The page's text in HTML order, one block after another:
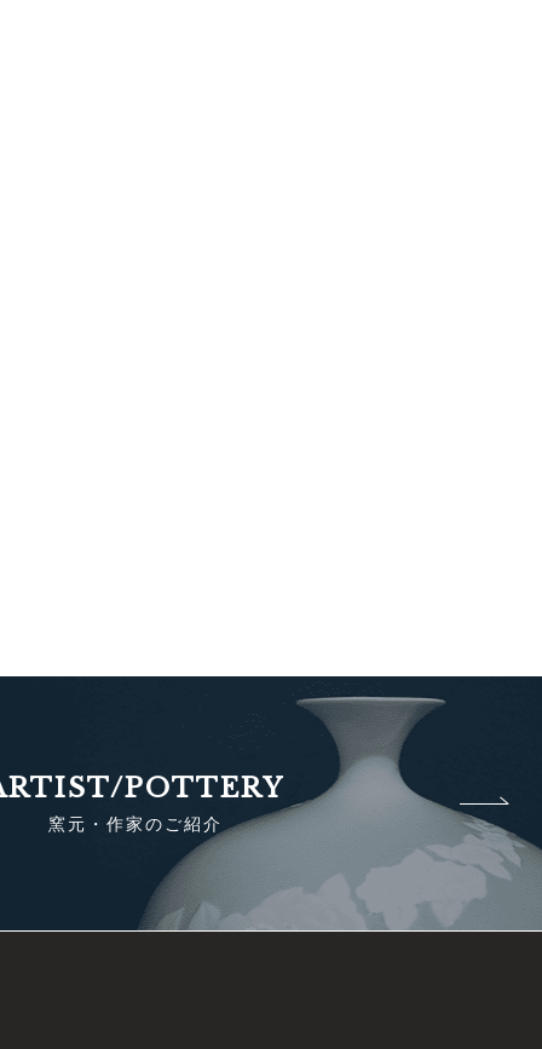
POTTERY
窯元・作家のご紹介